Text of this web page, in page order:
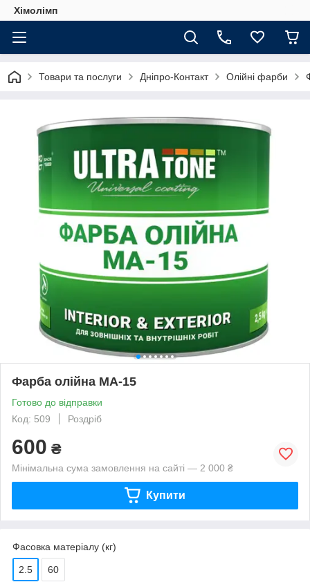
Хімолімп
Товари та послуги Дніпро-Контакт Олійні фарби
Фарба олійна МА-15
Готово до відправки
Код: 509
Роздріб
600 ₴
Мінімальна сума замовлення на сайті — 2 000 ₴
Купити
Фасовка матеріалу (кг)
2.5 60